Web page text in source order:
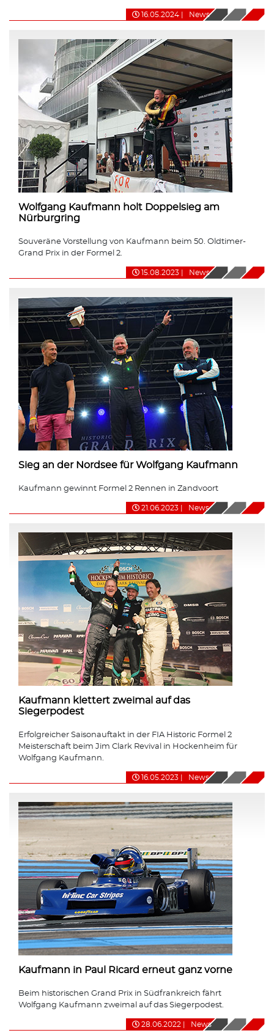
16.05.2024 News
Wolfgang Kaufmann holt Doppelsieg am
Nürburgring
Souveräne Vorstellung von Kaufmann beim 50. Oldtimer-
Grand Prix in der Formel 2.
15.08.2023 News
Sieg an der Nordsee für Wolfgang Kaufmann
Kaufmann gewinnt Formel 2 Rennen in Zandvoort
21.06.2023 News
Kaufmann klettert zweimal auf das
Siegerpodest
Erfolgreicher Saisonauftakt in der FIA Historic Formel 2
Meisterschaft beim Jim Clark Revival in Hockenheim für
Wolfgang Kaufmann.
16.05.2023 News
Kaufmann in Paul Ricard erneut ganz vorne
Beim historischen Grand Prix in Südfrankreich fährt
Wolfgang Kaufmann zweimal auf das Siegerpodest.
28.06.2022 News